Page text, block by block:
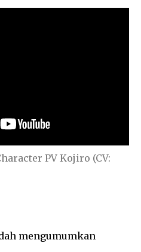
PV Kojiro (CV:
mengumumkan